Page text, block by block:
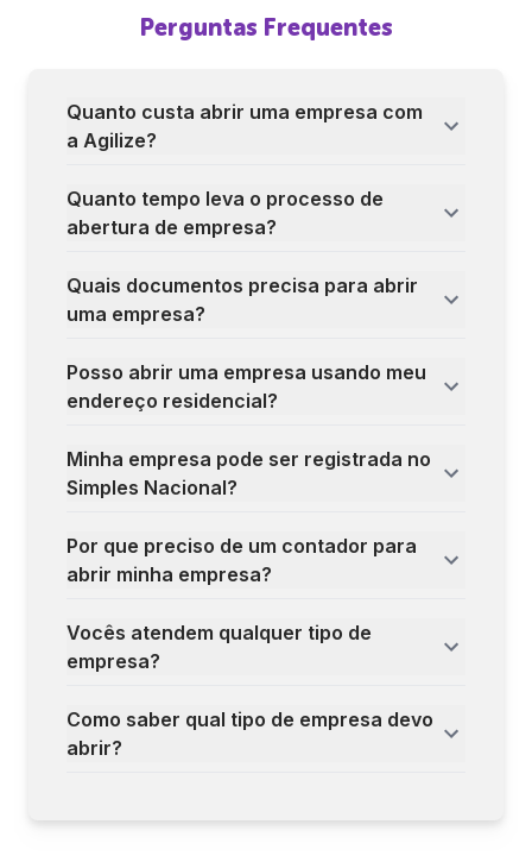
Perguntas Frequentes
Quanto custa abrir uma empresa com
a Agilize?
Quanto tempo leva o processo de
abertura de empresa?
Quais documentos precisa para abrir
uma empresa?
Posso abrir uma empresa usando meu
endereço residencial?
Minha empresa pode ser registrada no
Simples Nacional?
Por que preciso de um contador para
abrir minha empresa?
Vocês atendem qualquer tipo de
empresa?
Como saber qual tipo de empresa devo
abrir?